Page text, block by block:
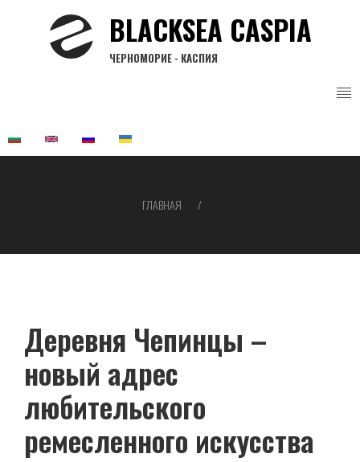
BLACKSEA CASPIA
ЧЕРНОМОРИЕ - КАСПИЯ
навигации
ГЛАВНАЯ
Деревня Чепинцы –
новый адрес
любительского
ремесленного искусства